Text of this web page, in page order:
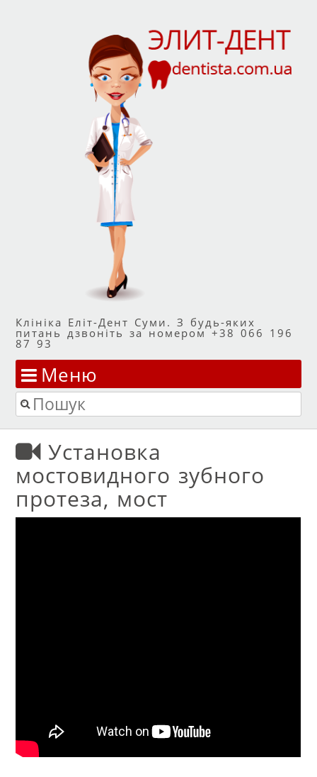
Клініка Еліт-Дент Суми. З будь-яких
питань дзвоніть за номером +38 066 196
87 93
Меню
Перейти до змісту
Пошук
Установка
мостовидного зубного
протеза, мост